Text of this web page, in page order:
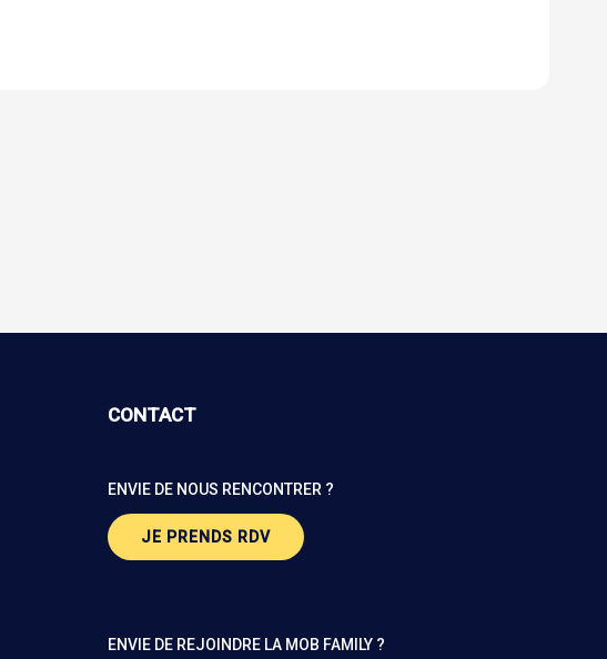
CONTACT
ENVIE DE NOUS RENCONTRER ?
JE PRENDS RDV
ENVIE DE REJOINDRE LA MOB FAMILY ?